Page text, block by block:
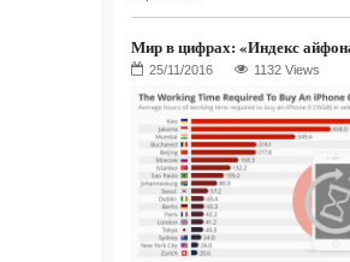
Мир в цифрах: «Индекс
1132 Views